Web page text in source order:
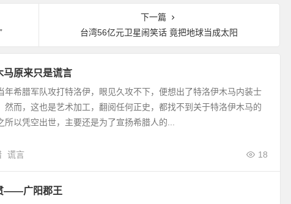
下一篇
台湾56亿元卫星闹笑话 竟把地球当成太阳
马原来只是谎言
年希腊军队攻打特洛伊，眼见久攻不下，便想出了特洛伊木马内装士
然而，这也是艺术加工，翻阅任何正史，都找不到关于特洛伊木马的
所以凭空出世，主要还是为了宣扬希腊人的...
18
谎言
——广阳郡王